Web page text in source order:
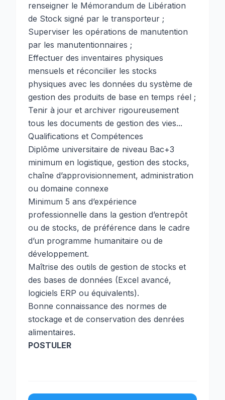
renseigner le Mémorandum de Libération
de Stock signé par le transporteur ;
Superviser les opérations de manutention
par les manutentionnaires ;
Effectuer des inventaires physiques
mensuels et réconcilier les stocks
physiques avec les données du système de
gestion des produits de base en temps réel ;
Tenir à jour et archiver rigoureusement
tous les documents de gestion des vies...
Qualifications et Compétences
Diplôme universitaire de niveau Bac+3
minimum en logistique, gestion des stocks,
chaîne d’approvisionnement, administration
ou domaine connexe
Minimum 5 ans d’expérience
professionnelle dans la gestion d’entrepôt
ou de stocks, de préférence dans le cadre
d’un programme humanitaire ou de
développement.
Maîtrise des outils de gestion de stocks et
des bases de données (Excel avancé,
logiciels ERP ou équivalents).
Bonne connaissance des normes de
stockage et de conservation des denrées
alimentaires.
POSTULER